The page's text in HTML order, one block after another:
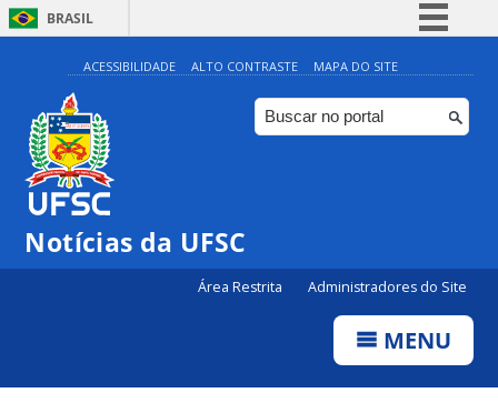
BRASIL
Simplifique!
Comunica BR
Participe
ACESSIBILIDADE ALTO CONTRASTE MAPA DO SITE
Notícias da UFSC
Área Restrita Administradores do Site
MENU